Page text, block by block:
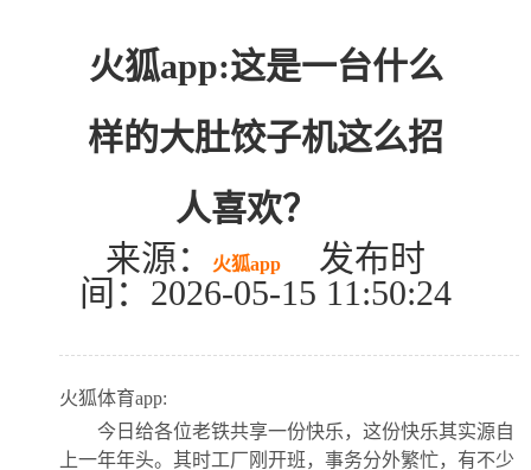
火狐app:这是一台什么
样的大肚饺子机这么招
人喜欢？
来源：
火狐app
发布时
间：2026-05-15 11:50:24
火狐体育app:
今日给各位老铁共享一份快乐，这份快乐其实源自
上一年年头。其时工厂刚开班，事务分外繁忙，有不少